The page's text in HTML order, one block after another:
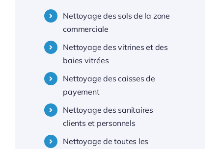
Nettoyage centres commerciaux 93 Seine-Saint-Denis
Nettoyage centres commerciaux 94 Val de Marne
Nettoyage centres commerciaux 95 Val d’Oise
Nettoyage centres commerciaux Montpellier
Nettoyage des sols de la zone
commerciale
Nettoyage des vitrines et des
baies vitrées
Nettoyage des caisses de
payement
Nettoyage des sanitaires
clients et personnels
Nettoyage de toutes les